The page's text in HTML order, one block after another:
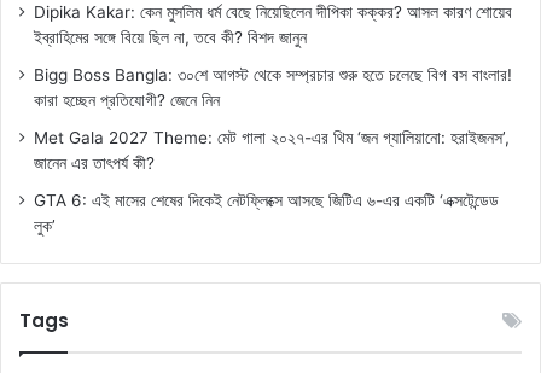
Dipika Kakar: কেন মুসলিম ধর্ম বেছে নিয়েছিলেন দীপিকা কক্কর? আসল কারণ শোয়েব
ইব্রাহিমের সঙ্গে বিয়ে ছিল না, তবে কী? বিশদ জানুন
Bigg Boss Bangla: ৩০শে আগস্ট থেকে সম্প্রচার শুরু হতে চলেছে বিগ বস বাংলার!
কারা হচ্ছেন প্রতিযোগী? জেনে নিন
Met Gala 2027 Theme: মেট গালা ২০২৭-এর থিম ‘জন গ্যালিয়ানো: হরাইজনস’,
জানেন এর তাৎপর্য কী?
GTA 6: এই মাসের শেষের দিকেই নেটফ্লিক্সে আসছে জিটিএ ৬-এর একটি ‘এক্সটেন্ডেড
লুক’
Tags